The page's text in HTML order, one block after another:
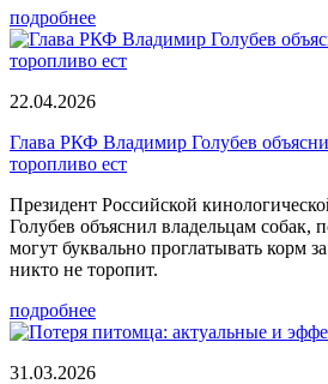
подробнее
22.04.2026
Глава РКФ Владимир Голубев
торопливо ест
Президент Российской
Голубев объяснил владельцам собак,
могут буквально проглатывать корм
никто не торопит.
подробнее
31.03.2026